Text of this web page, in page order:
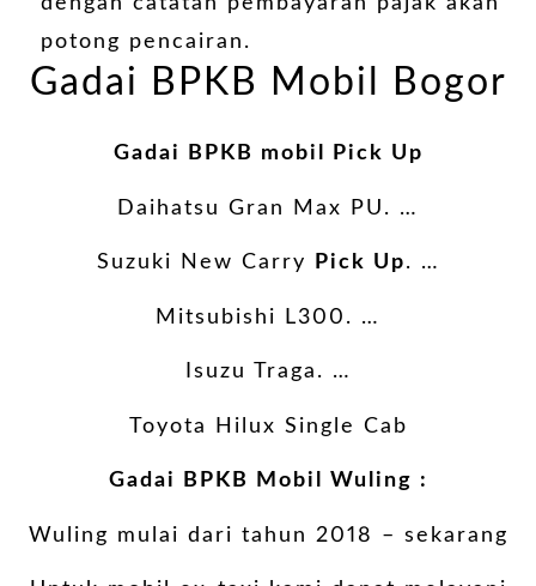
potong pencairan.
Gadai BPKB Mobil Bogor
Gadai BPKB mobil Pick Up
Daihatsu Gran Max PU. …
Suzuki New Carry Pick Up. …
Mitsubishi L300. …
Isuzu Traga. …
Toyota Hilux Single Cab
Gadai BPKB Mobil Wuling :
Wuling mulai dari tahun 2018 – sekarang